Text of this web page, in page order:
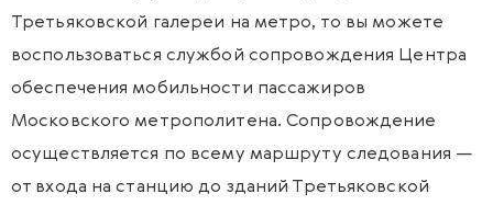
Третьяковской галереи на метро, то вы можете
воспользоваться службой сопровождения Центра
обеспечения мобильности пассажиров
Московского метрополитена. Сопровождение
осуществляется по всему маршруту следования —
от входа на станцию до зданий Третьяковской